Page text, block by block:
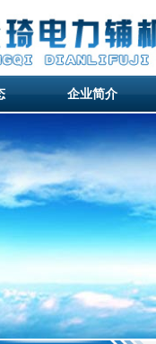
企业简介